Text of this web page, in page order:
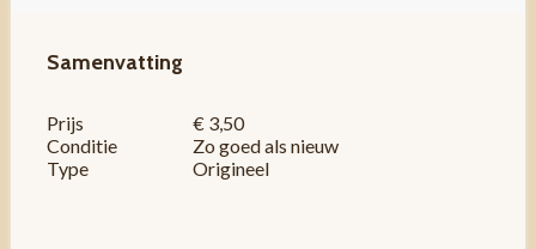
Samenvatting
Prijs
€ 3,50
Conditie
Zo goed als nieuw
Type
Origineel